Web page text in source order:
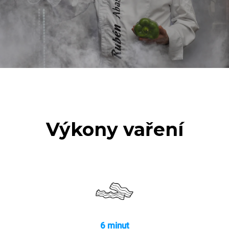
Výkony vaření
6 minut